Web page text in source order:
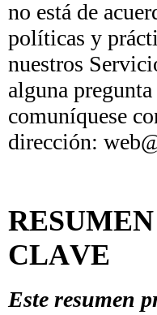
no está de
políticas y
nuestros
alguna
comuníquese
dirección:
CLAVE
Este resumen